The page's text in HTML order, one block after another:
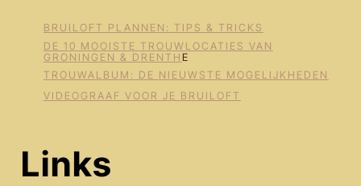
BRUILOFT PLANNEN: TIPS & TRICKS
DE 10 MOOISTE TROUWLOCATIES VAN
GRONINGEN & DRENTH E
TROUWALBUM: DE NIEUWSTE MOGELIJKHEDEN
VIDEOGRAAF VOOR JE BRUILOFT
Links